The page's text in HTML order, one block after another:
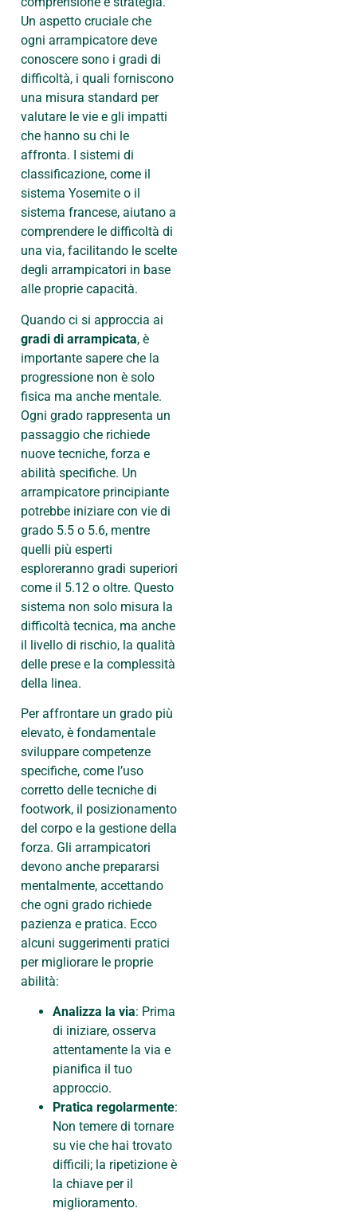
Un aspetto cruciale che
ogni arrampicatore deve
conoscere sono i gradi di
difficoltà, i quali forniscono
una misura standard per
valutare le vie e gli impatti
che hanno su chi le
affronta. I sistemi di
classificazione, come il
sistema Yosemite o il
sistema francese, aiutano a
comprendere le difficoltà di
una via, facilitando le scelte
degli arrampicatori in base
alle proprie capacità.
Quando ci si approccia ai
gradi di arrampicata, è
importante sapere che la
progressione non è solo
fisica ma anche mentale.
Ogni grado rappresenta un
passaggio che richiede
nuove tecniche, forza e
abilità specifiche. Un
arrampicatore principiante
potrebbe iniziare con vie di
grado 5.5 o 5.6, mentre
quelli più esperti
esploreranno gradi superiori
come il 5.12 o oltre. Questo
sistema non solo misura la
difficoltà tecnica, ma anche
il livello di rischio, la qualità
delle prese e la complessità
della linea.
Per affrontare un grado più
elevato, è fondamentale
sviluppare competenze
specifiche, come l’uso
corretto delle tecniche di
footwork, il posizionamento
del corpo e la gestione della
forza. Gli arrampicatori
devono anche prepararsi
mentalmente, accettando
che ogni grado richiede
pazienza e pratica. Ecco
alcuni suggerimenti pratici
per migliorare le proprie
abilità:
Analizza la via: Prima
di iniziare, osserva
attentamente la via e
pianifica il tuo
approccio.
Pratica regolarmente:
Non temere di tornare
su vie che hai trovato
difficili; la ripetizione è
la chiave per il
miglioramento.